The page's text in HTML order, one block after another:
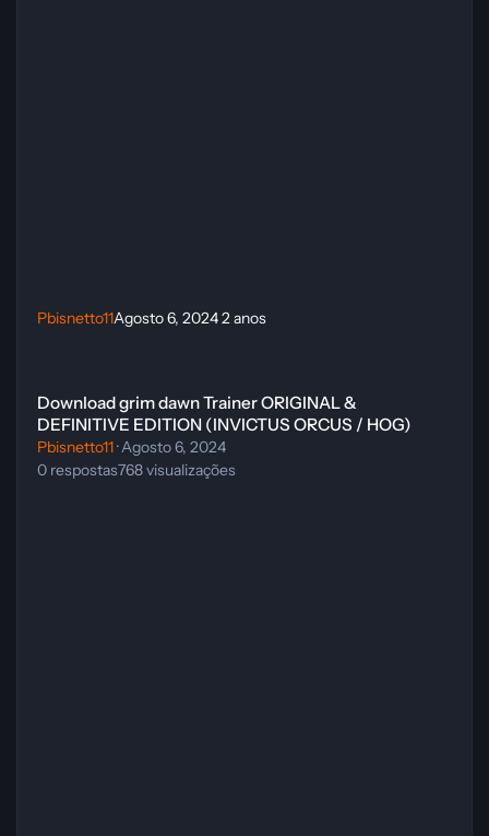
Pbisnetto11Agosto 6, 20242 anos
Download grim dawn Trainer ORIGINAL &
DEFINITIVE EDITION (INVICTUS ORCUS / HOG)
Pbisnetto11·Agosto 6, 2024
0 respostas768visualizações